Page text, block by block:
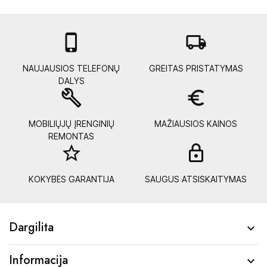

NAUJAUSIOS TELEFONŲ
DALYS
local_shipping
GREITAS PRISTATYMAS
build
MOBILIŲJŲ ĮRENGINIŲ
REMONTAS
euro_symbol
MAŽIAUSIOS KAINOS
star_border
KOKYBĖS GARANTIJA SAUGUS ATSISKAITYMAS
Dargilita 
Informacija 